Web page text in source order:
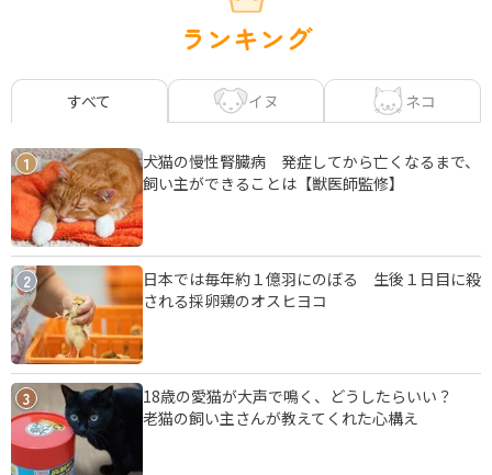
ランキング
すべて イヌ ネコ
1
犬猫の慢性腎臓病 発症してから亡くなるまで、
飼い主ができることは【獣医師監修】
2
日本では毎年約１億羽にのぼる 生後１日目に殺
される採卵鶏のオスヒヨコ
3
18歳の愛猫が大声で鳴く、どうしたらいい？
老猫の飼い主さんが教えてくれた心構え